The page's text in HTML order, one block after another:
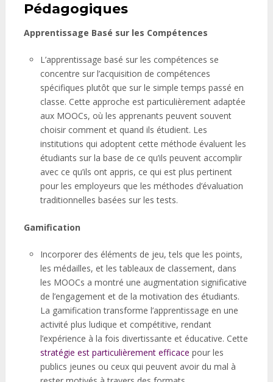
Pédagogiques
Apprentissage Basé sur les Compétences
L’apprentissage basé sur les compétences se
concentre sur l’acquisition de compétences
spécifiques plutôt que sur le simple temps passé en
classe. Cette approche est particulièrement adaptée
aux MOOCs, où les apprenants peuvent souvent
choisir comment et quand ils étudient. Les
institutions qui adoptent cette méthode évaluent les
étudiants sur la base de ce qu’ils peuvent accomplir
avec ce qu’ils ont appris, ce qui est plus pertinent
pour les employeurs que les méthodes d’évaluation
traditionnelles basées sur les tests.
Gamification
Incorporer des éléments de jeu, tels que les points,
les médailles, et les tableaux de classement, dans
les MOOCs a montré une augmentation significative
de l’engagement et de la motivation des étudiants.
La gamification transforme l’apprentissage en une
activité plus ludique et compétitive, rendant
l’expérience à la fois divertissante et éducative. Cette
stratégie est particulièrement efficace pour les
publics jeunes ou ceux qui peuvent avoir du mal à